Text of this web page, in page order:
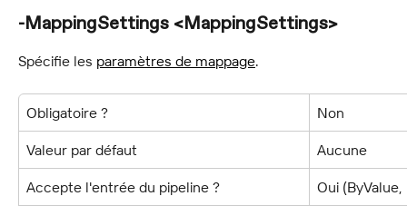
-MappingSettings <MappingSettings>
Spécifie les paramètres de mappage.
Obligatoire ? Non
Valeur par défaut Aucune
Accepte l'entrée du pipeline ? Oui